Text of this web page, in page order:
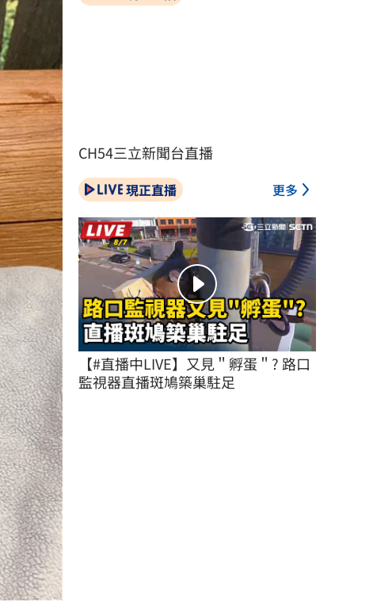
CH54三立新聞台直播
現正直播 更多
【#直播中LIVE】又見＂孵蛋＂? 路口
監視器直播斑鳩築巢駐足